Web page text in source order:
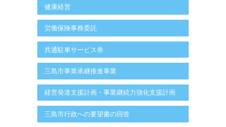
健康経営
労働保険事務委託
共通駐車サービス券
三島市事業承継推進事業
経営発達支援計画・事業継続力強化支援計画
三島市行政への要望書の回答